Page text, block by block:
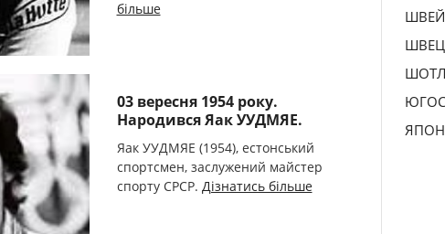
більше
03 вересня 1954 року.
Народився Яак УУДМЯЕ.
Яак УУДМЯЕ (1954), естонський
спортсмен, заслужений майстер
спорту СРСР. Дізнатись більше